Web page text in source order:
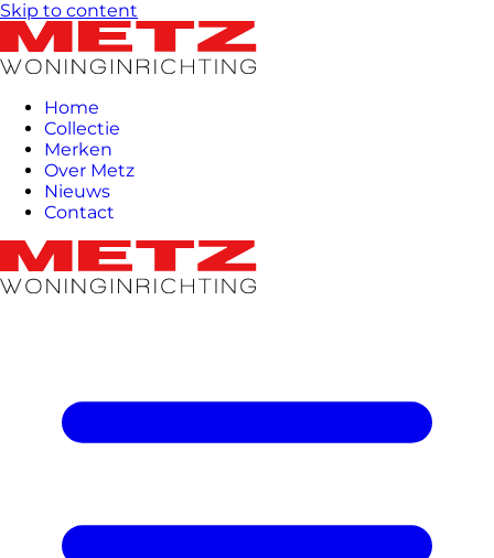
Skip to content
Home
Collectie
Merken
Over Metz
Nieuws
Contact